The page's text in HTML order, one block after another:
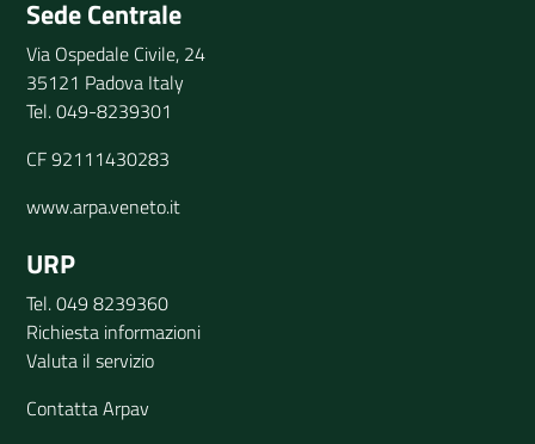
Sede Centrale
Via Ospedale Civile, 24
35121 Padova Italy
Tel. 049-8239301
CF 92111430283
www.arpa.veneto.it
URP
Tel. 049 8239360
Richiesta informazioni
Valuta il servizio
Contatta Arpav